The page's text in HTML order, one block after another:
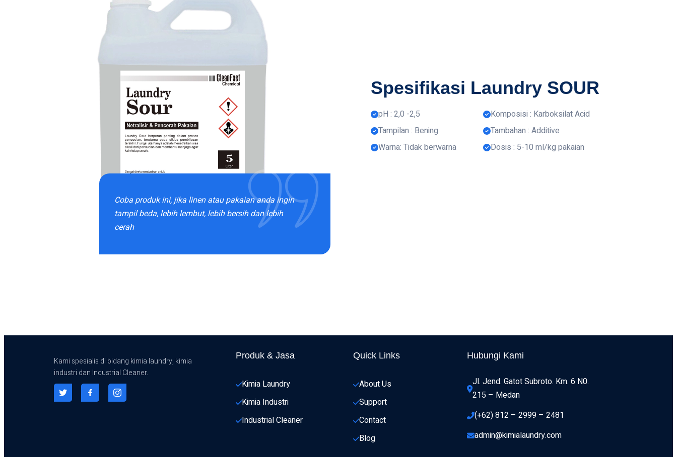
Coba produk ini, jika linen atau pakaian anda ingin
tampil beda, lebih lembut, lebih bersih dan lebih
cerah
Spesifikasi Laundry SOUR
pH : 2,0 -2,5
Tampilan : Bening
Warna: Tidak berwarna
Komposisi : Karboksilat Acid
Tambahan : Additive
Dosis : 5-10 ml/kg pakaian
Kami spesialis di bidang kimia laundry, kimia
industri dan Industrial Cleaner.
Produk & Jasa
Kimia Laundry
Kimia Industri
Industrial Cleaner
Quick Links
About Us
Support
Contact
Blog
Hubungi Kami
Jl. Jend. Gatot Subroto. Km. 6 N0.
215 – Medan
(+62) 812 – 2999 – 2481
admin@kimialaundry.com